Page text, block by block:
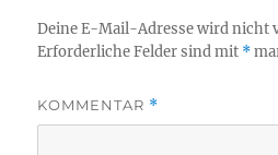
Deine E-Mail-Adresse wird nicht
Erforderliche Felder sind mit *
KOMMENTAR *